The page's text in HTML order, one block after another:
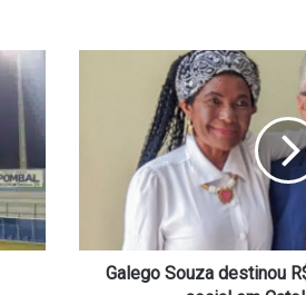
social
Galego Souza destinou